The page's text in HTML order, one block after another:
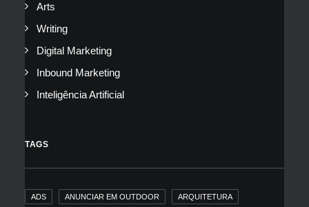
Arts
Writing
Digital Marketing
Inbound Marketing
Inteligência Artificial
TAGS
ADS ANUNCIAR EM OUTDOOR ARQUITETURA